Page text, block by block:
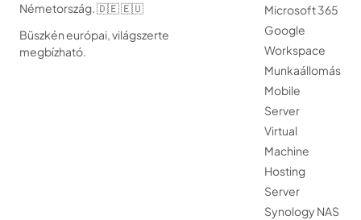
Németország. 🇩🇪 🇪🇺
Büszkén európai, világszerte
megbízható.
Microsoft 365
Google
Workspace
Munkaállomás
Mobile
Server
Virtual
Machine
Hosting
Server
Synology NAS